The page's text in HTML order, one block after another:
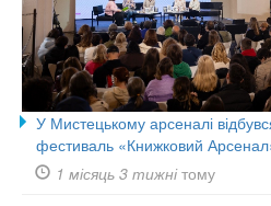
У Мистецькому арсеналі
фестиваль «Книжковий
1 місяць 3 тижнітому